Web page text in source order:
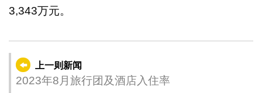
3,343万元。
上一则新闻
2023年8月旅行团及酒店入住率